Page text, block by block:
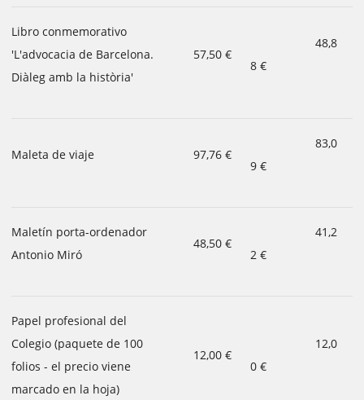
Libro conmemorativo
'L'advocacia de Barcelona.
Diàleg amb la història'
57,50 €
48,8
8 €
Maleta de viaje 97,76 €
83,0
9 €
Maletín porta-ordenador
Antonio Miró
48,50 €
41,2
2 €
Papel profesional del
Colegio (paquete de 100
folios - el precio viene
marcado en la hoja)
12,00 €
12,0
0 €